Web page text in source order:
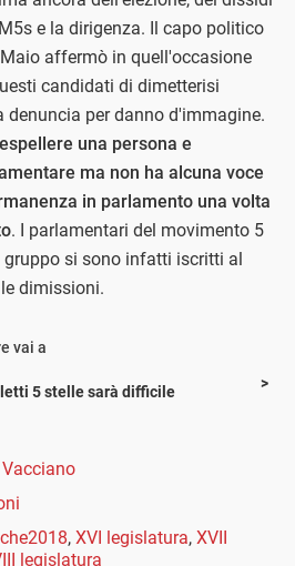
e la dirigenza. Il capo politico
affermò in quell'occasione
candidati di dimetterisi
denuncia per danno d'immagine.
una persona e
ma non ha alcuna voce
in parlamento una volta
. I parlamentari del movimento 5
si sono infatti iscritti al
dimissioni.
vai a
5 stelle sarà difficile
, XVI legislatura, XVII
legislatura